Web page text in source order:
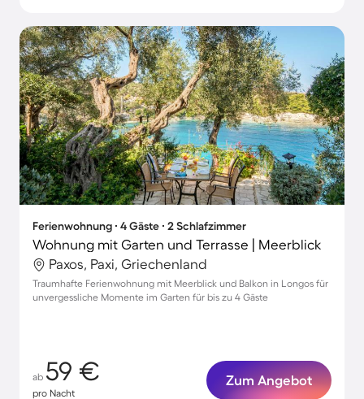
Ferienwohnung ∙ 4 Gäste ∙ 2 Schlafzimmer
Wohnung mit Garten und Terrasse | Meerblick
Paxos, Paxi, Griechenland
Traumhafte Ferienwohnung mit Meerblick und Balkon in Longos für
unvergessliche Momente im Garten für bis zu 4 Gäste
ab 59 €
pro Nacht
Zum Angebot